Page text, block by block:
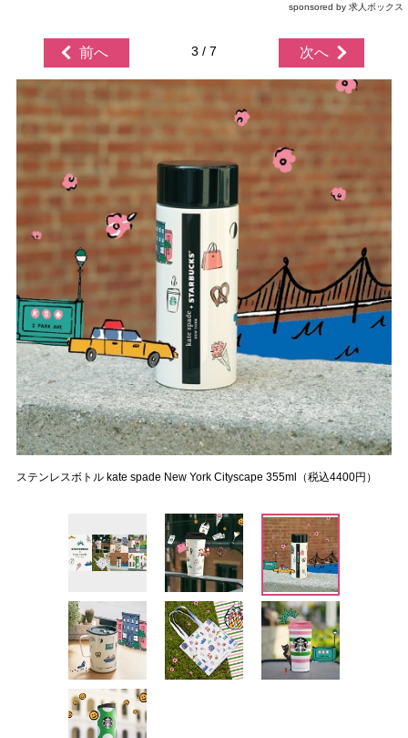
sponsored by 求人ボックス
前へ 3 / 7 次へ
ステンレスボトル kate spade New York Cityscape 355ml（税込4400円）